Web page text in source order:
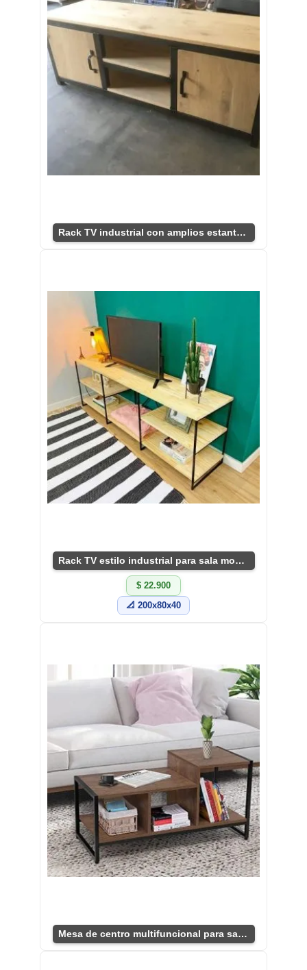
Rack TV industrial con amplios estantes y puertas
Rack TV estilo industrial para sala moderna
$ 22.900
📐 200x80x40
Mesa de centro multifuncional para sala moderna